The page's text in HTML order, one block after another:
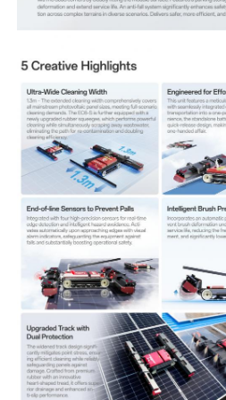
সোলার প্যানেল ক্লিনিং রোবট
শক্তি সঞ্চয় শব্দ ব্যারিয়ার